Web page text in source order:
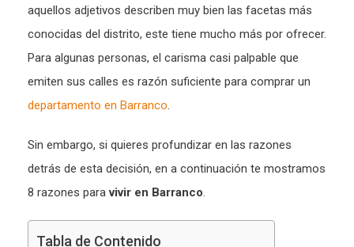
aquellos adjetivos describen muy bien las facetas más
conocidas del distrito, este tiene mucho más por ofrecer.
Para algunas personas, el carisma casi palpable que
emiten sus calles es razón suficiente para comprar un
departamento en Barranco.
Sin embargo, si quieres profundizar en las razones
detrás de esta decisión, en a continuación te mostramos
8 razones paravivir en Barranco.
Tabla de Contenido